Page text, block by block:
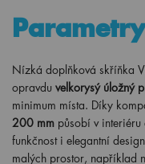
Nízká doplňková skříňka
opravdu velkorysý úložný
minimum místa. Díky
200 mm působí v
funkčnost i elegantní
malých prostor, například